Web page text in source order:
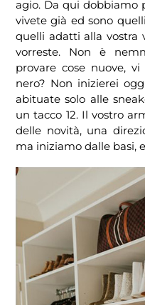
agio. Da qui dobbiamo
vivete già ed sono
quelli adatti alla vostra
vorreste. Non è
provare cose nuove,
nero? Non inizierei
abituate solo alle
un tacco 12. Il vostro
delle novità, una
ma iniziamo dalle basi,